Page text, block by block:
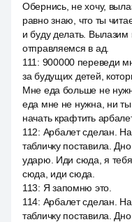
Обернись, не хочу,
равно знаю, что ты
и буду делать. Вылазим
отправляемся в ад.
111 : 900000 переведи
за будущих детей,
Мне еда больше не
еда мне не нужна, ни
начать крафтить
112: Арбалет сделан.
табличку поставила.
ударю. Иди сюда, я
сюда, иди сюда.
113: Я запомню это.
114: Арбалет сделан.
табличку поставила.